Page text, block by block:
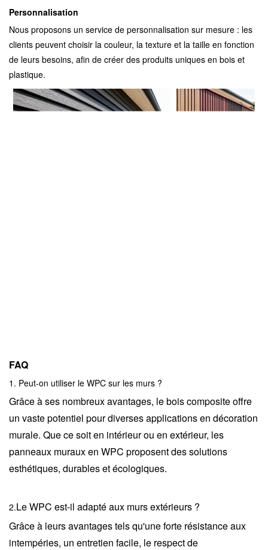
Personnalisation
Nous proposons un service de personnalisation sur mesure : les
clients peuvent choisir la couleur, la texture et la taille en fonction
de leurs besoins, afin de créer des produits uniques en bois et
plastique.
FAQ
1. Peut-on utiliser le WPC sur les murs ?
Grâce à ses nombreux avantages, le bois composite offre
un vaste potentiel pour diverses applications en décoration
murale. Que ce soit en intérieur ou en extérieur, les
panneaux muraux en WPC proposent des solutions
esthétiques, durables et écologiques.
2.Le WPC est-il adapté aux murs extérieurs ?
Grâce à leurs avantages tels qu'une forte résistance aux
intempéries, un entretien facile, le respect de